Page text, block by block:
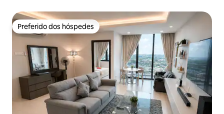
Preferido dos hóspedes
Preferido dos hóspedes